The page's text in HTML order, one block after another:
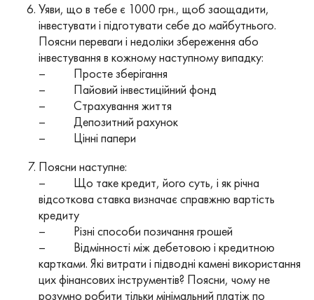
Уяви, що в тебе є 1000 грн., щоб заощадити,
інвестувати і підготувати себе до майбутнього.
Поясни переваги і недоліки збереження або
інвестування в кожному наступному випадку:
– Просте зберігання
– Пайовий інвестиційний фонд
– Страхування життя
– Депозитний рахунок
– Цінні папери
Поясни наступне:
– Що таке кредит, його суть, і як річна
відсоткова ставка визначає справжню вартість
кредиту
– Різні способи позичання грошей
– Відмінності між дебетовою і кредитною
картками. Які витрати і підводні камені використання
цих фінансових інструментів? Поясни, чому не
розумно робити тільки мінімальний платіж по